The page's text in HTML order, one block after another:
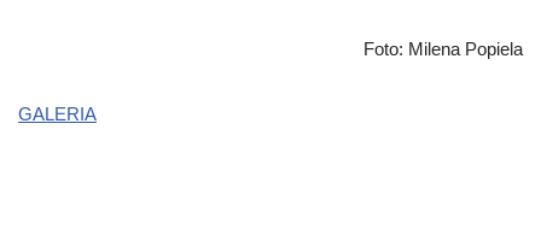
Foto: Milena Popiela
GALERIA